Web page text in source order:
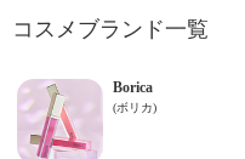
コスメブランド一覧